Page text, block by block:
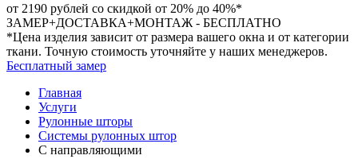
от 2190 рублей со скидкой от 20% до 40%*
ЗАМЕР+ДОСТАВКА+МОНТАЖ - БЕСПЛАТНО
*Цена изделия зависит от размера вашего окна и от категории
ткани. Точную стоимость уточняйте у наших менеджеров.
Бесплатный замер
Главная
Услуги
Рулонные шторы
Системы рулонных штор
С направляющими